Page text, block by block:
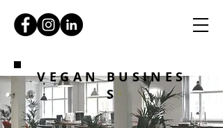
VEGAN BUSINES
S